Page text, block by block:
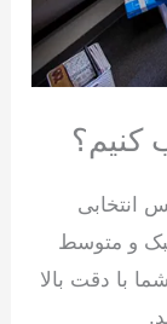
کنیم؟
انتخابی
و متوسط
با دقت بالا